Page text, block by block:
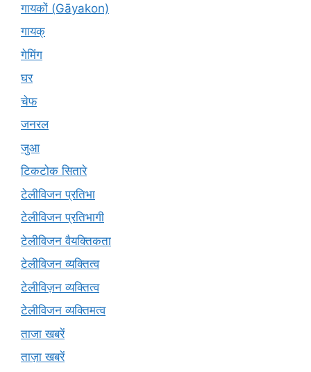
गायकों (Gāyakon)
गायक्
गेमिंग
घर
चेफ
जनरल
जुआ
टिकटोक सितारे
टेलीविजन प्रतिभा
टेलीविजन प्रतिभागी
टेलीविजन वैयक्तिकता
टेलीविजन व्यक्तित्व
टेलीविज़न व्यक्तित्व
टेलीविजन व्यक्तिमत्व
ताजा खबरें
ताज़ा खबरें